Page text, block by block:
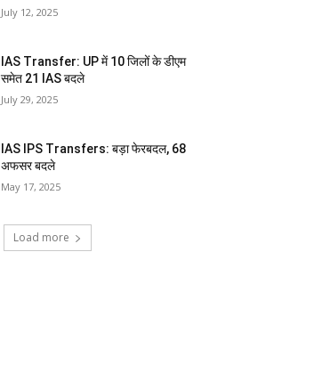
July 12, 2025
IAS Transfer: UP में 10 जिलों के डीएम
समेत 21 IAS बदले
July 29, 2025
IAS IPS Transfers: बड़ा फेरबदल, 68
अफसर बदले
May 17, 2025
Load more